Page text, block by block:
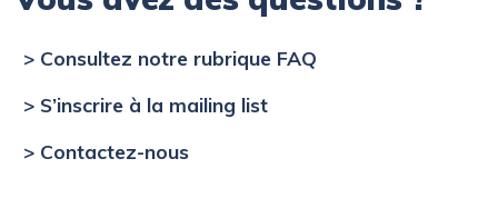
> Consultez notre rubrique FAQ
> S’inscrire à la mailing list
> Contactez-nous